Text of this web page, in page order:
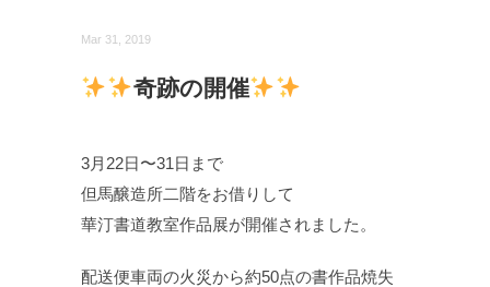
Mar 31, 2019
奇跡の開催
3月22日〜31日まで
但馬醸造所二階をお借りして
華汀書道教室作品展が開催されました。
配送便車両の火災から約50点の書作品焼失